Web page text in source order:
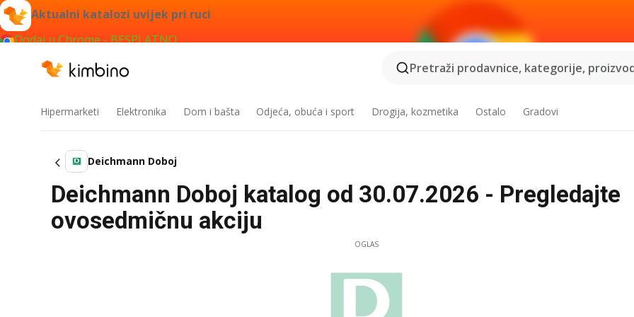
Aktualni katalozi uvijek pri ruci
Dodaj u Chrome - BESPLATNO
Pretraži prodavnice, kategorije,
Hipermarketi Elektronika Dom i bašta Odjeća, obuća i sport Drogija, kozmetika Ostalo Gradovi
Deichmann Doboj
Deichmann Doboj katalog od 30.07.2026 - Pregledajte
ovosedmičnu akciju
OGLAS